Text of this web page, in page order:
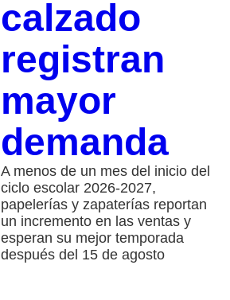
calzado
registran
mayor
demanda
A menos de un mes del inicio del
ciclo escolar 2026-2027,
papelerías y zapaterías reportan
un incremento en las ventas y
esperan su mejor temporada
después del 15 de agosto